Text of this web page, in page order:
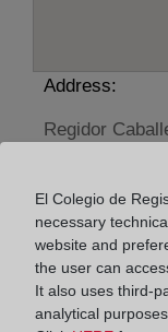
Address:
Regidor
De lunes a
Agosto: De
Los días 24 y
horas
El Colegio de
necessary
website and
the user can
It also uses third-
analytical